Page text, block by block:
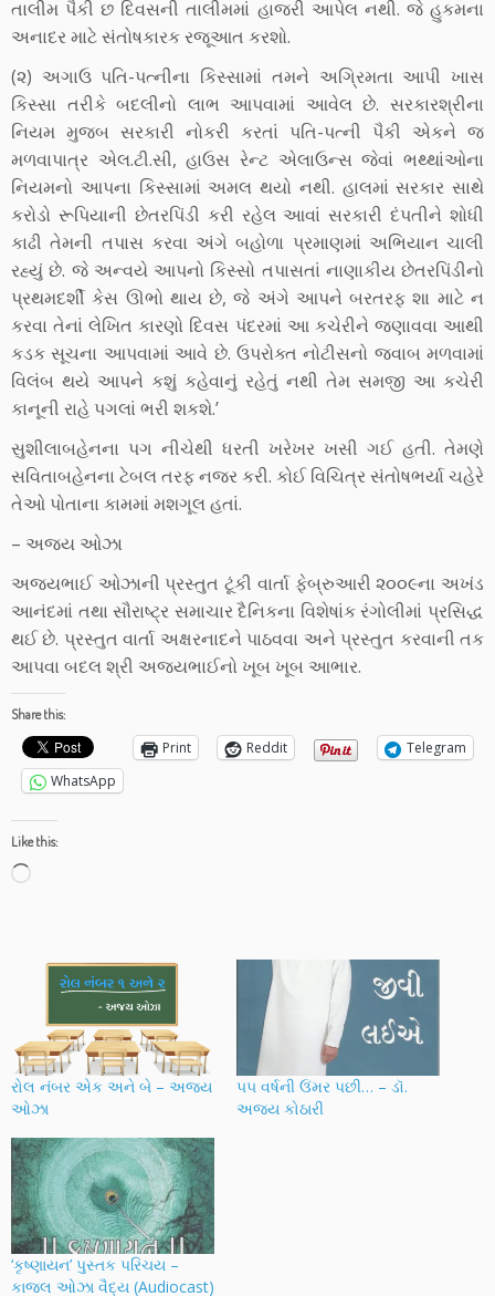
તાલીમ પૈકી છ દિવસની તાલીમમાં હાજરી આપેલ નથી. જે હુકમના
અનાદર માટે સંતોષકારક રજૂઆત કરશો.
(૨) અગાઉ પતિ-પત્નીના કિસ્સામાં તમને અગ્રિમતા આપી ખાસ
કિસ્સા તરીકે બદલીનો લાભ આપવામાં આવેલ છે. સરકારશ્રીના
નિયમ મુજબ સરકારી નોકરી કરતાં પતિ-પત્ની પૈકી એકને જ
મળવાપાત્ર એલ.ટી.સી, હાઉસ રેન્ટ એલાઉન્સ જેવાં ભથ્થાંઓના
નિયમનો આપના કિસ્સામાં અમલ થયો નથી. હાલમાં સરકાર સાથે
કરોડો રૂપિયાની છેતરપિંડી કરી રહેલ આવાં સરકારી દંપતીને શોધી
કાઢી તેમની તપાસ કરવા અંગે બહોળા પ્રમાણમાં અભિયાન ચાલી
રહ્યું છે. જે અન્વયે આપનો કિસ્સો તપાસતાં નાણાકીય છેતરપિંડીનો
પ્રથમદર્શી કેસ ઊભો થાય છે, જે અંગે આપને બરતરફ શા માટે ન
કરવા તેનાં લેખિત કારણો દિવસ પંદરમાં આ કચેરીને જણાવવા આથી
કડક સૂચના આપવામાં આવે છે. ઉપરોક્ત નોટીસનો જવાબ મળવામાં
વિલંબ થયે આપને કશું કહેવાનું રહેતું નથી તેમ સમજી આ કચેરી
કાનૂની રાહે પગલાં ભરી શકશે.’
સુશીલાબહેનના પગ નીચેથી ધરતી ખરેખર ખસી ગઈ હતી. તેમણે
સવિતાબહેનના ટેબલ તરફ નજર કરી. કોઈ વિચિત્ર સંતોષભર્યા ચહેરે
તેઓ પોતાના કામમાં મશગૂલ હતાં.
– અજય ઓઝા
અજયભાઈ ઓઝાની પ્રસ્તુત ટૂંકી વાર્તા ફેબ્રુઆરી ૨૦૦૯ના અખંડ
આનંદમાં તથા સૌરાષ્ટ્ર સમાચાર દૈનિકના વિશેષાંક રંગોલીમાં પ્રસિદ્ધ
થઈ છે. પ્રસ્તુત વાર્તા અક્ષરનાદને પાઠવવા અને પ્રસ્તુત કરવાની તક
આપવા બદલ શ્રી અજયભાઈનો ખૂબ ખૂબ આભાર.
Share this:
Print Reddit
Telegram
WhatsApp
Like this:
Loading…
રોલ નંબર એક અને બે – અજય
ઓઝા
૫૫ વર્ષની ઉંમર પછી… – ડૉ.
અજય કોઠારી
‘કૃષ્ણાયન’ પુસ્તક પરિચય –
કાજલ ઓઝા વૈદ્ય (Audiocast)